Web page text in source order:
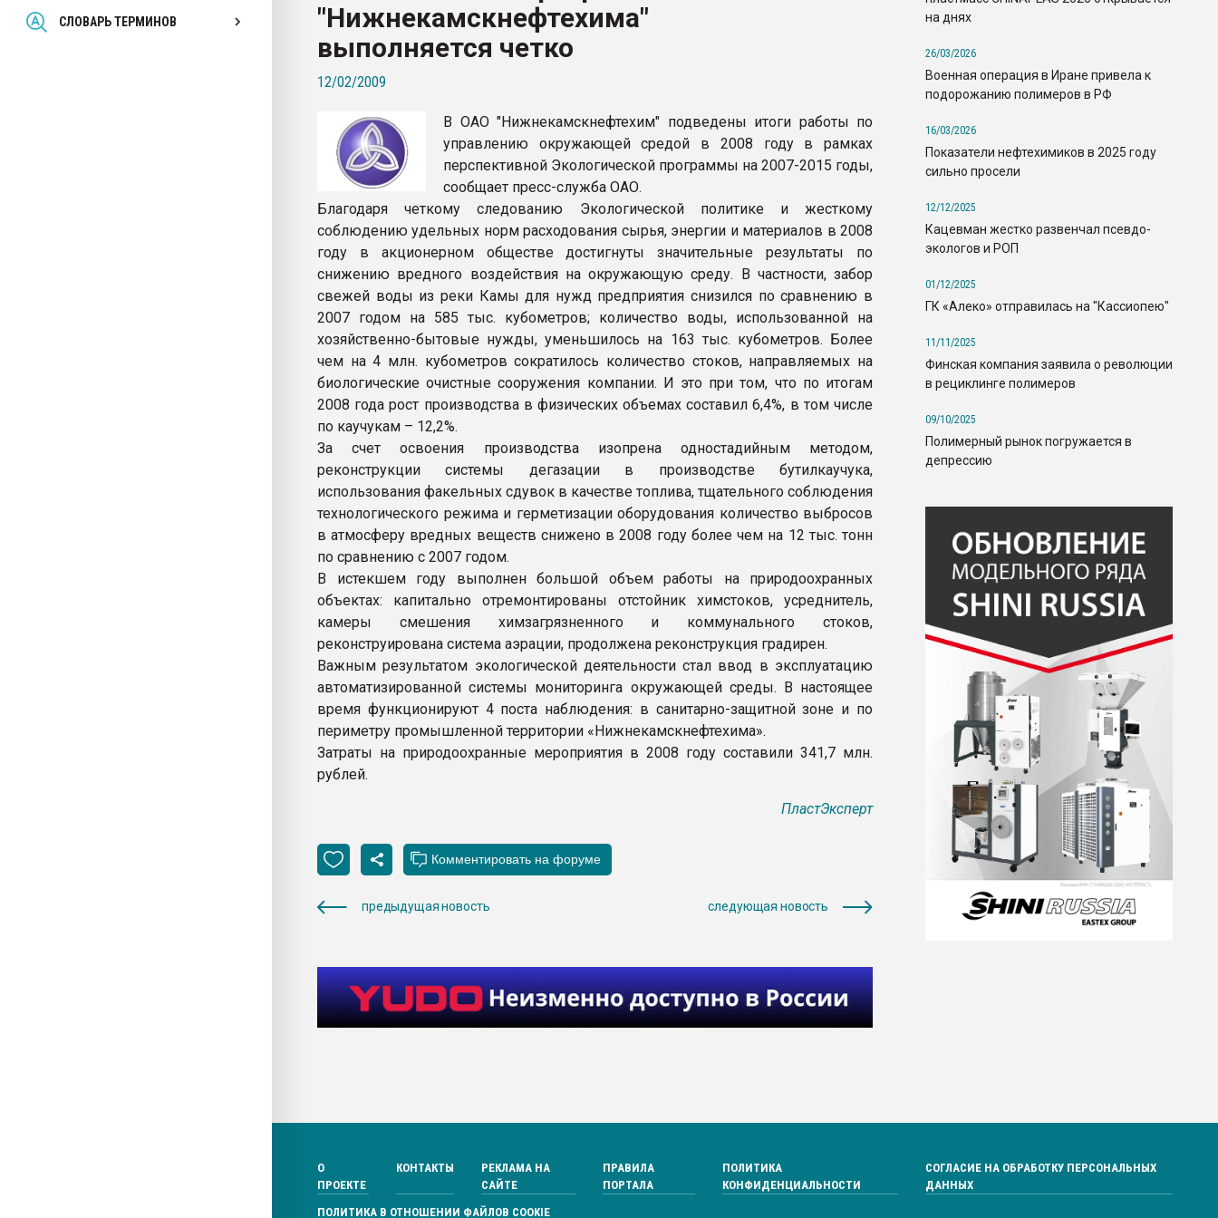
СЛОВАРЬ ТЕРМИНОВ
Всё, что касается выдува ПЭТ
ПЕРЕЙТИ НА ФОРУМ
"Нижнекамскнефтехима"
выполняется четко
12/02/2009
В ОАО "Нижнекамскнефтехим" подведены итоги работы по
управлению окружающей средой в 2008 году в рамках
перспективной Экологической программы на 2007-2015 годы,
сообщает пресс-служба ОАО.
Благодаря четкому следованию Экологической политике и жесткому
соблюдению удельных норм расходования сырья, энергии и материалов в 2008
году в акционерном обществе достигнуты значительные результаты по
снижению вредного воздействия на окружающую среду. В частности, забор
свежей воды из реки Камы для нужд предприятия снизился по сравнению в
2007 годом на 585 тыс. кубометров; количество воды, использованной на
хозяйственно-бытовые нужды, уменьшилось на 163 тыс. кубометров. Более
чем на 4 млн. кубометров сократилось количество стоков, направляемых на
биологические очистные сооружения компании. И это при том, что по итогам
2008 года рост производства в физических объемах составил 6,4%, в том числе
по каучукам – 12,2%.
За счет освоения производства изопрена одностадийным методом,
реконструкции системы дегазации в производстве бутилкаучука,
использования факельных сдувок в качестве топлива, тщательного соблюдения
технологического режима и герметизации оборудования количество выбросов
в атмосферу вредных веществ снижено в 2008 году более чем на 12 тыс. тонн
по сравнению с 2007 годом.
В истекшем году выполнен большой объем работы на природоохранных
объектах: капитально отремонтированы отстойник химстоков, усреднитель,
камеры смешения химзагрязненного и коммунального стоков,
реконструирована система аэрации, продолжена реконструкция градирен.
Важным результатом экологической деятельности стал ввод в эксплуатацию
автоматизированной системы мониторинга окружающей среды. В настоящее
время функционируют 4 поста наблюдения: в санитарно-защитной зоне и по
периметру промышленной территории «Нижнекамскнефтехима».
Затраты на природоохранные мероприятия в 2008 году составили 341,7 млн.
рублей.
ПластЭксперт
предыдущая новость следующая новость
на днях
26/03/2026
Военная операция в Иране привела к
подорожанию полимеров в РФ
16/03/2026
Показатели нефтехимиков в 2025 году
сильно просели
12/12/2025
Кацевман жестко развенчал псевдо-
экологов и РОП
01/12/2025
ГК «Алеко» отправилась на "Кассиопею"
11/11/2025
Финская компания заявила о революции
в рециклинге полимеров
09/10/2025
Полимерный рынок погружается в
депрессию
О
ПРОЕКТЕ
КОНТАКТЫ
РЕКЛАМА НА
САЙТЕ
ПРАВИЛА
ПОРТАЛА
ПОЛИТИКА
КОНФИДЕНЦИАЛЬНОСТИ
СОГЛАСИЕ НА ОБРАБОТКУ ПЕРСОНАЛЬНЫХ
ДАННЫХ
ПОЛИТИКА В ОТНОШЕНИИ ФАЙЛОВ COOKIE